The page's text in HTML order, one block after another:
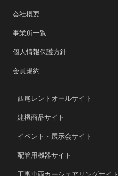
会社概要
事業所一覧
個人情報保護方針
会員規約
西尾レントオールサイト
建機商品サイト
イベント・展示会サイト
配管用機器サイト
工事車両カーシェアリングサイト